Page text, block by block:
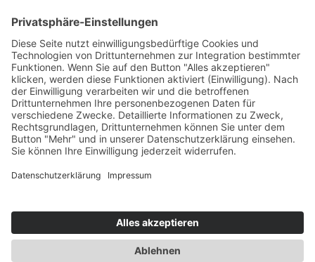
About Us
Kontakt
Datenschutz
Cookie-Einstellungen